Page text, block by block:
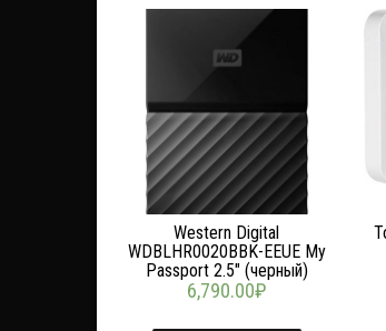
Western Digital
WDBLHR0020BBK-EEUE My
Passport 2.5″ (черный)
6,790.00₽